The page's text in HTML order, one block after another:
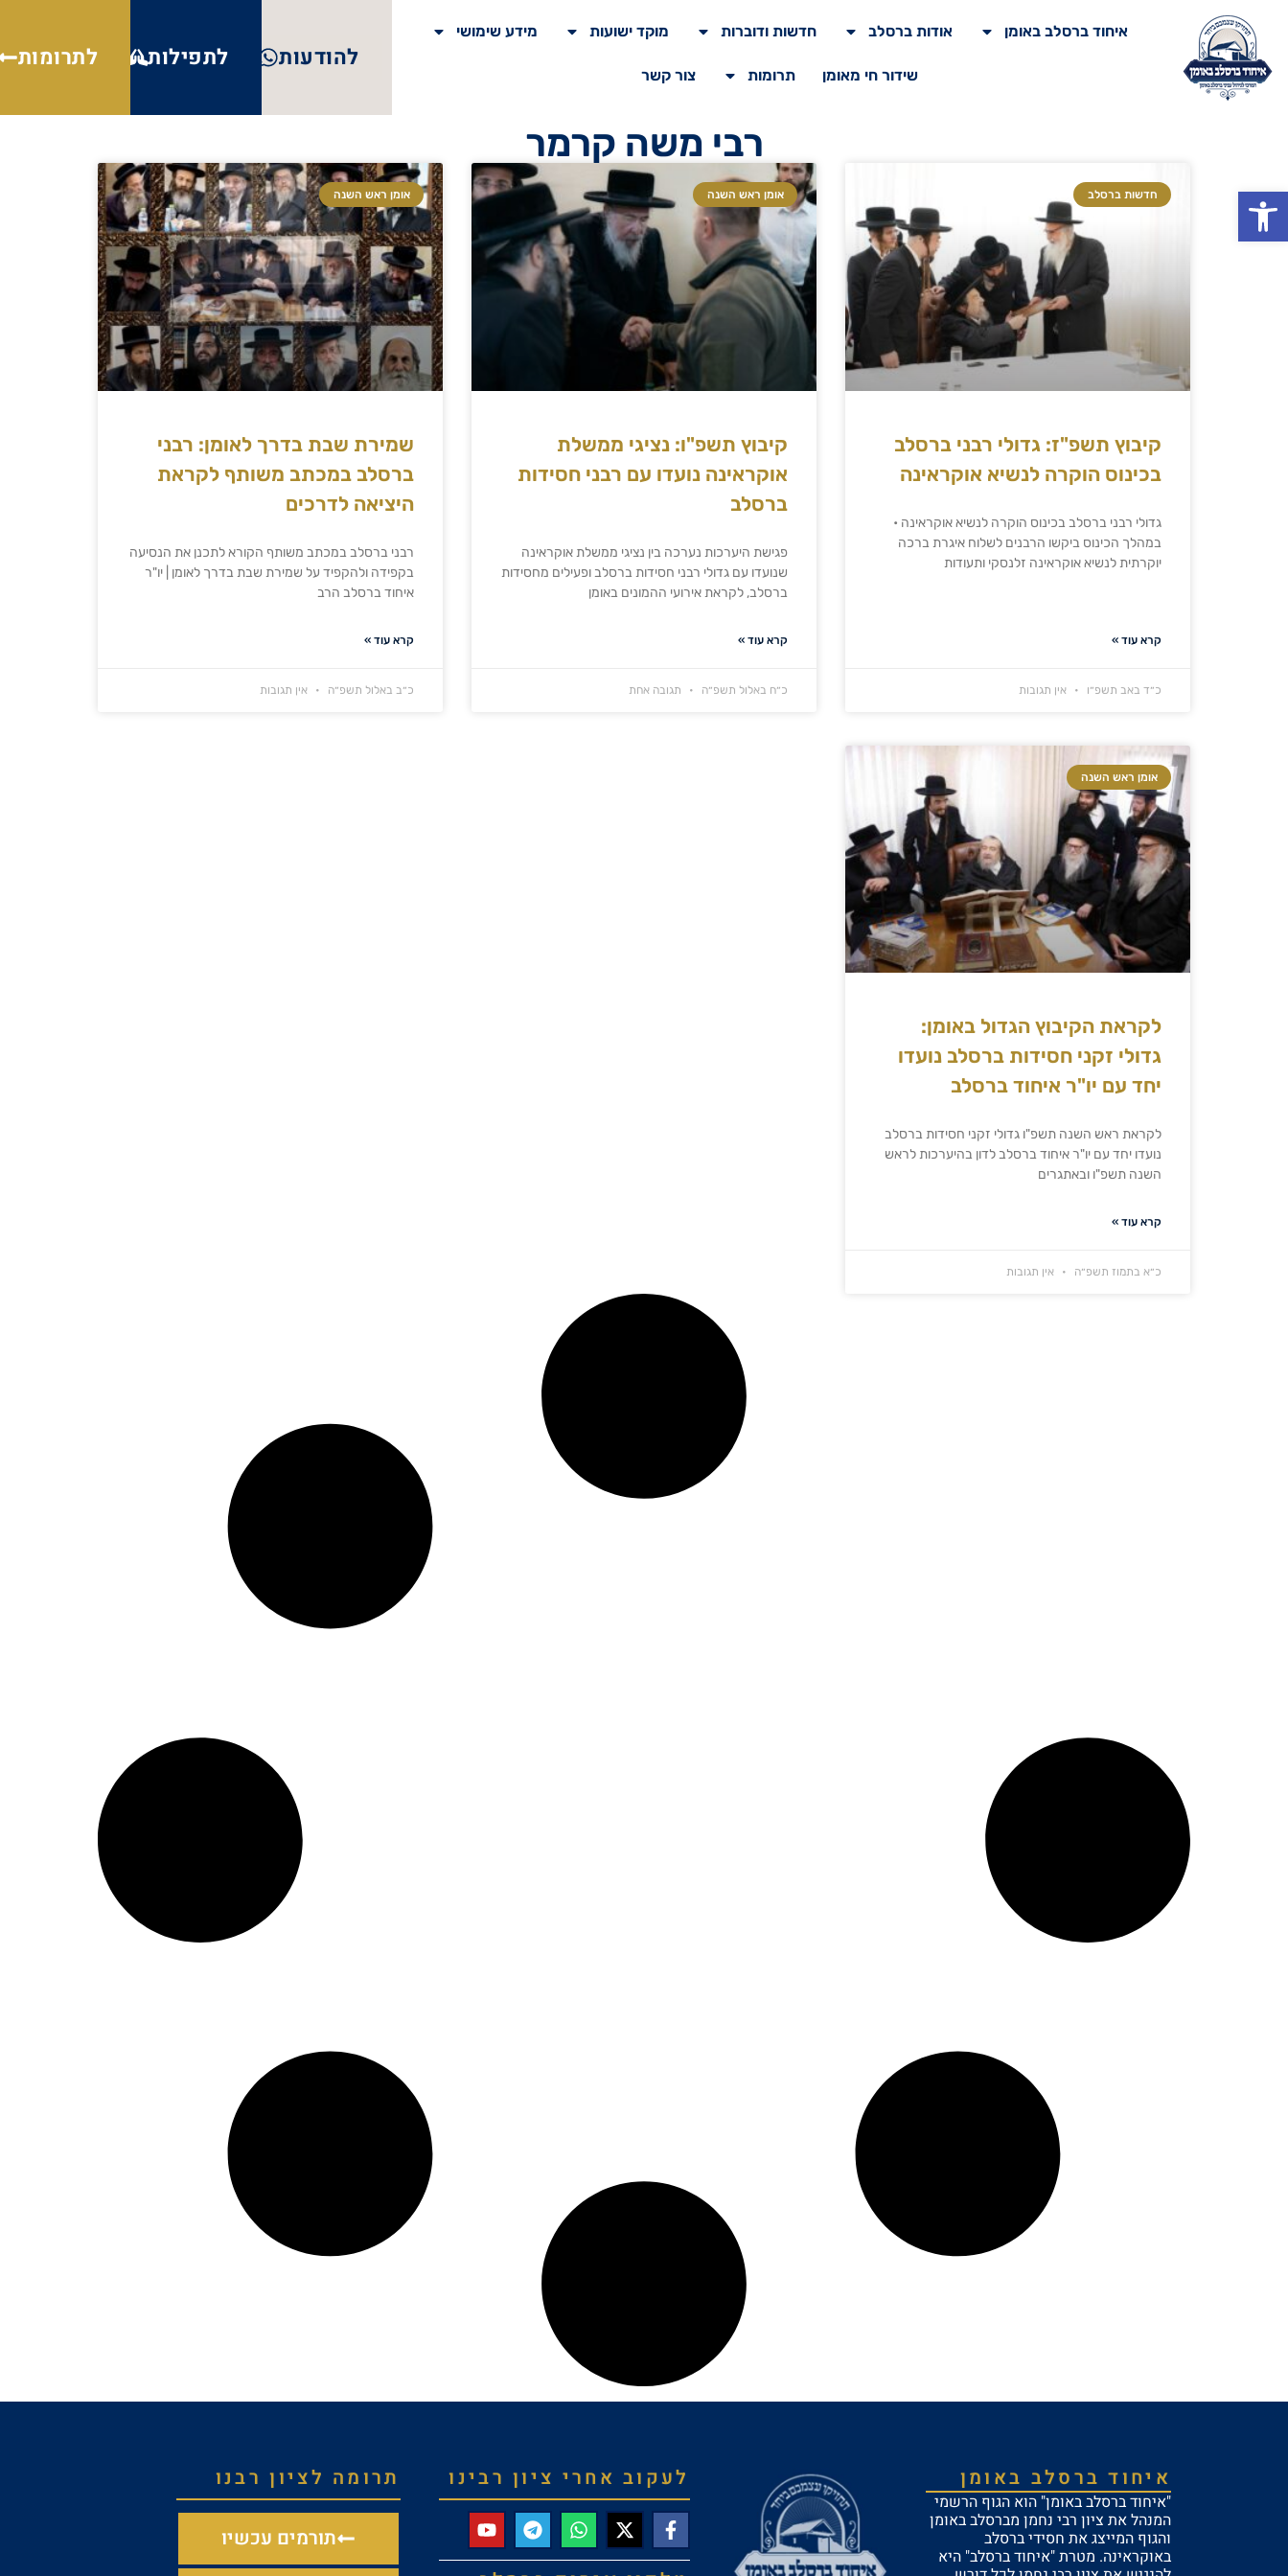
פתח סרגל נגישות
איחוד ברסלב באומן אודות ברסלב חדשות ודוברות מוקד ישועות מידע שימושי
שידור חי מאומן תרומות צור קשר
להודעות לתפילות לתרומות
רבי משה קרמר
חדשות ברסלב
קיבוץ תשפ"ז: גדולי רבני ברסלב
בכינוס הוקרה לנשיא אוקראינה
גדולי רבני ברסלב בכינוס הוקרה לנשיא אוקראינה •
במהלך הכינוס ביקשו הרבנים לשלוח איגרת ברכה
יוקרתית לנשיא אוקראינה זלנסקי ותעודות
קרא עוד »
כ״ד באב תשפ״ו אין תגובות
אומן ראש השנה
קיבוץ תשפ"ו: נציגי ממשלת
אוקראינה נועדו עם רבני חסידות
ברסלב
פגישת היערכות נערכה בין נציגי ממשלת אוקראינה
שנועדו עם גדולי רבני חסידות ברסלב ופעילים מחסידות
ברסלב, לקראת אירועי ההמונים באומן
קרא עוד »
כ״ח באלול תשפ״ה תגובה אחת
אומן ראש השנה
שמירת שבת בדרך לאומן: רבני
ברסלב במכתב משותף לקראת
היציאה לדרכים
רבני ברסלב במכתב משותף הקורא לתכנן את הנסיעה
בקפידה ולהקפיד על שמירת שבת בדרך לאומן | יו"ר
איחוד ברסלב הרב
קרא עוד »
כ״ב באלול תשפ״ה אין תגובות
אומן ראש השנה
לקראת הקיבוץ הגדול באומן:
גדולי זקני חסידות ברסלב נועדו
יחד עם יו"ר איחוד ברסלב
לקראת ראש השנה תשפ"ו גדולי זקני חסידות ברסלב
נועדו יחד עם יו"ר איחוד ברסלב לדון בהיערכות לראש
השנה תשפ"ו ובאתגרים
קרא עוד »
כ״א בתמוז תשפ״ה אין תגובות
איחוד ברסלב באומן
"איחוד ברסלב באומן" הוא הגוף הרשמי
המנהל את ציון רבי נחמן מברסלב באומן
והגוף המייצג את חסידי ברסלב
באוקראינה. מטרת "איחוד ברסלב" היא
לעקוב אחרי ציון רבינו תרומה לציון רבנו
תורמים עכשיו